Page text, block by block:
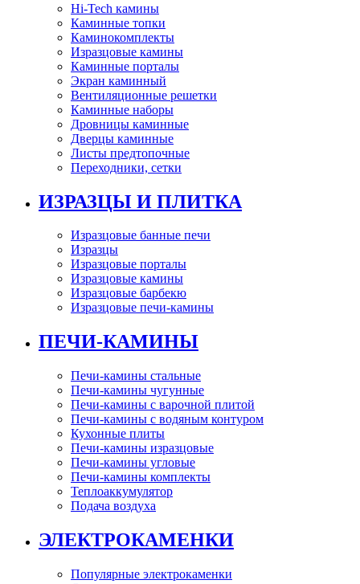
Hi-Tech камины
Каминные топки
Каминокомплекты
Изразцовые камины
Каминные порталы
Экран каминный
Вентиляционные решетки
Каминные наборы
Дровницы каминные
Дверцы каминные
Листы предтопочные
Переходники, сетки
ИЗРАЗЦЫ И ПЛИТКА
Изразцовые банные печи
Изразцы
Изразцовые порталы
Изразцовые камины
Изразцовые барбекю
Изразцовые печи-камины
ПЕЧИ-КАМИНЫ
Печи-камины стальные
Печи-камины чугунные
Печи-камины с варочной плитой
Печи-камины с водяным контуром
Кухонные плиты
Печи-камины изразцовые
Печи-камины угловые
Печи-камины комплекты
Теплоаккумулятор
Подача воздуха
ЭЛЕКТРОКАМЕНКИ
Популярные электрокаменки